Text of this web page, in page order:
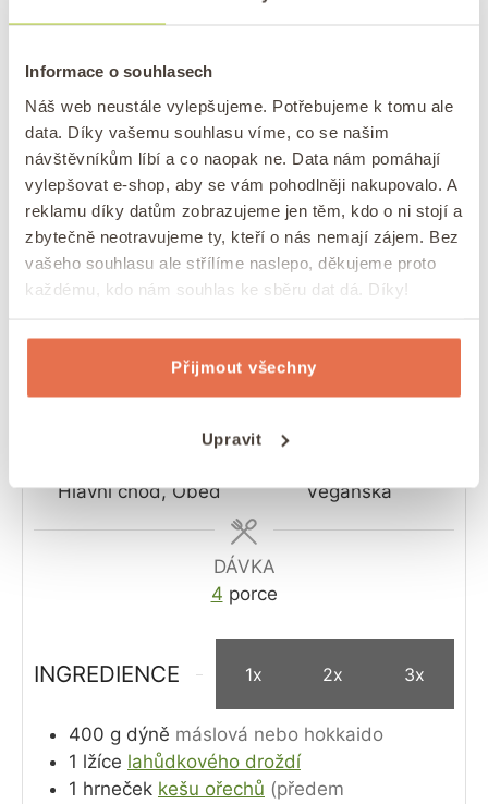
Informace o souhlasech
Náš web neustále vylepšujeme. Potřebujeme k tomu ale
data. Díky vašemu souhlasu víme, co se našim
návštěvníkům líbí a co naopak ne. Data nám pomáhají
vylepšovat e-shop, aby se vám pohodlněji nakupovalo. A
reklamu díky datům zobrazujeme jen těm, kdo o ni stojí a
zbytečně neotravujeme ty, kteří o nás nemají zájem. Bez
vašeho souhlasu ale střílíme naslepo, děkujeme proto
každému, kdo nám souhlas ke sběru dat dá. Díky!
Přijmout všechny
Upravit
Navíc je krémová a na jazyku božská.
5z2hlasů
Vytisknout recept
Pin receptu
Hlavní chod, Oběd
Veganská
DÁVKA
4 porce
INGREDIENCE 1x 2x 3x
400 g dýně máslová nebo hokkaido
1 lžíce lahůdkového droždí
1 hrneček kešu ořechů (předem